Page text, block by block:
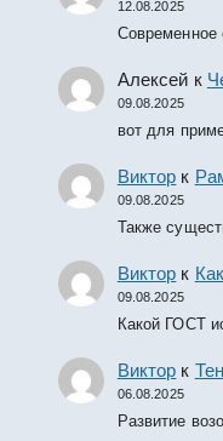
12.08.2025
Современное
Алексей к
09.08.2025
вот для
Виктор к
09.08.2025
Также
Виктор к
09.08.2025
Какой ГОСТ
Виктор к
06.08.2025
Развитие